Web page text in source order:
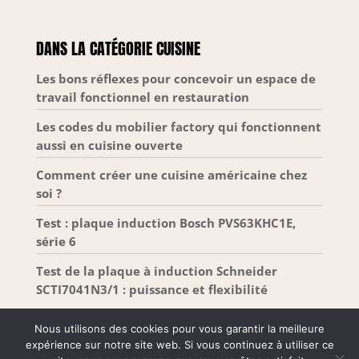
DANS LA CATÉGORIE CUISINE
Les bons réflexes pour concevoir un espace de
travail fonctionnel en restauration
Les codes du mobilier factory qui fonctionnent
aussi en cuisine ouverte
Comment créer une cuisine américaine chez
soi ?
Test : plaque induction Bosch PVS63KHC1E,
série 6
Test de la plaque à induction Schneider
SCTI7041N3/1 : puissance et flexibilité
Nous utilisons des cookies pour vous garantir la meilleure
expérience sur notre site web. Si vous continuez à utiliser ce